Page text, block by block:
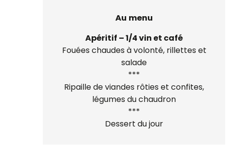
Au menu
Apéritif – 1/4 vin et café
Fouées chaudes à volonté, rillettes et
salade
***
Ripaille de viandes rôties et confites,
légumes du chaudron
***
Dessert du jour